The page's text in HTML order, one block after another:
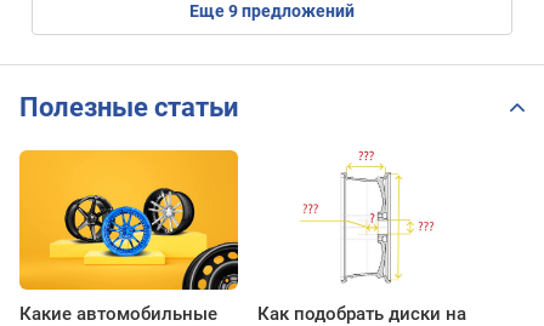
eще9предложений
Полезные статьи
Какие автомобильные
Как подобрать диски на